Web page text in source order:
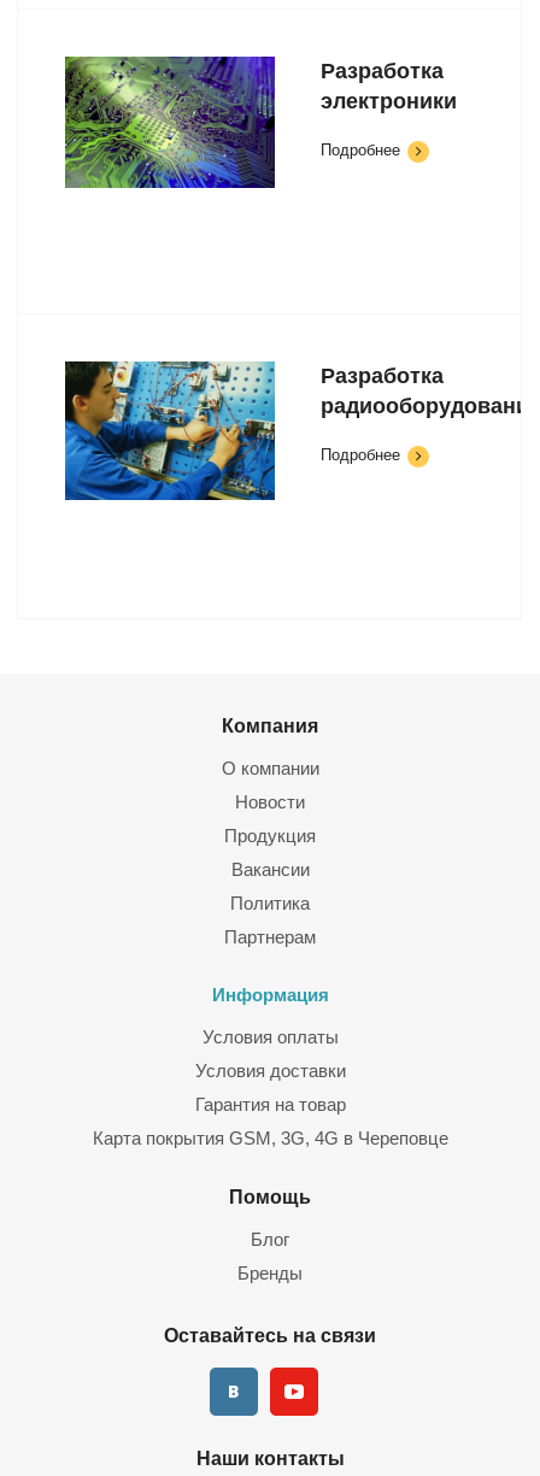
Разработка
электроники
Подробнее
Разработка
Подробнее
Компания
О компании
Новости
Продукция
Вакансии
Политика
Партнерам
Информация
Условия оплаты
Условия доставки
Гарантия на товар
Карта покрытия GSM, 3G, 4G в Череповце
Помощь
Блог
Бренды
Оставайтесь на связи
Наши контакты